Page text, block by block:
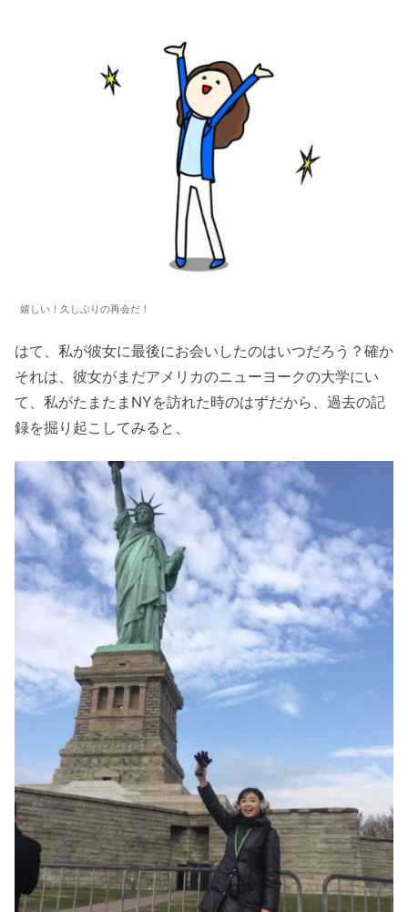
嬉しい！久しぶりの再会だ！
はて、私が彼女に最後にお会いしたのはいつだろう？確か
それは、彼女がまだアメリカのニューヨークの大学にい
て、私がたまたまNYを訪れた時のはずだから、過去の記
録を掘り起こしてみると、